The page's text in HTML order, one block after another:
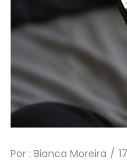
Por : Bianca Moreira